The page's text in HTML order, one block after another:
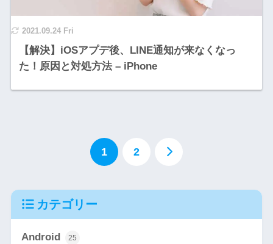
2021.09.24 Fri
【解決】iOSアプデ後、LINE通知が来なくなっ
た！原因と対処方法 – iPhone
1 2
カテゴリー
Android 25